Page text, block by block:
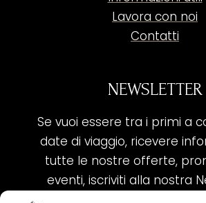
Lavora con noi
Contatti
NEWSLETTER
Se vuoi essere tra i primi a
date di viaggio, ricevere
tutte le nostre offerte,
eventi, iscriviti alla nostra